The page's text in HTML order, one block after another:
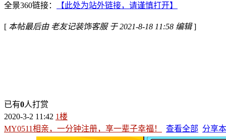
全景360链接： 【此处为站外链接，请谨慎打开】
[ 本帖最后由 老友记装饰客服 于 2021-8-18 11:58 编辑]
已有0人打赏
2020-3-2 11:42 1楼
MY0511相亲，一分钟注册，享一辈子幸福！
查看全部 分享